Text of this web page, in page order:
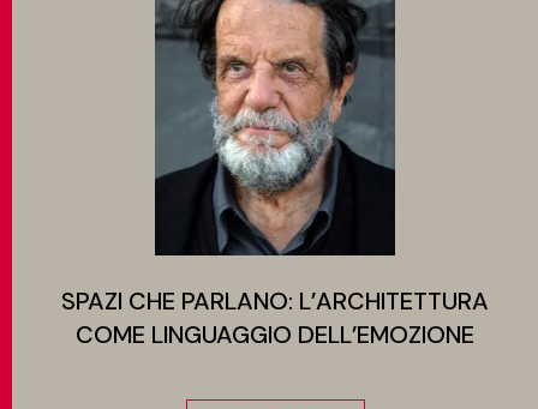
SPAZI CHE PARLANO: L’ARCHITETTURA
COME LINGUAGGIO DELL’EMOZIONE